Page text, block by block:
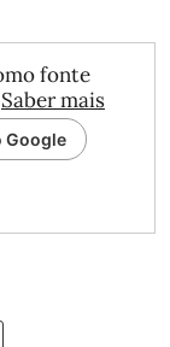
fonte
Saber mais
Google